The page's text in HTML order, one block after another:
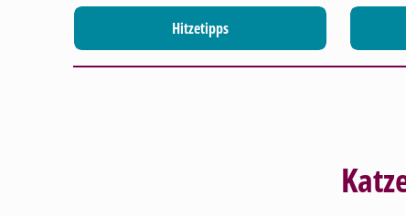
Hitzetipps